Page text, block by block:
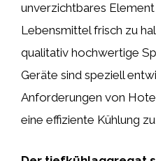
unverzichtbares
Lebensmittel frisch zu
qualitativ hochwertige
Geräte sind speziell
Anforderungen von
eine effiziente Kühlung